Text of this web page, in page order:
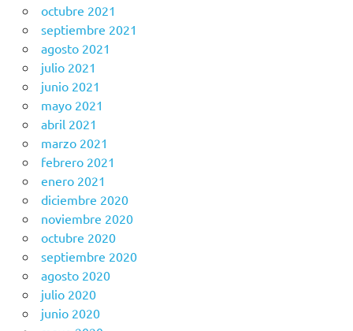
octubre 2021
septiembre 2021
agosto 2021
julio 2021
junio 2021
mayo 2021
abril 2021
marzo 2021
febrero 2021
enero 2021
diciembre 2020
noviembre 2020
octubre 2020
septiembre 2020
agosto 2020
julio 2020
junio 2020